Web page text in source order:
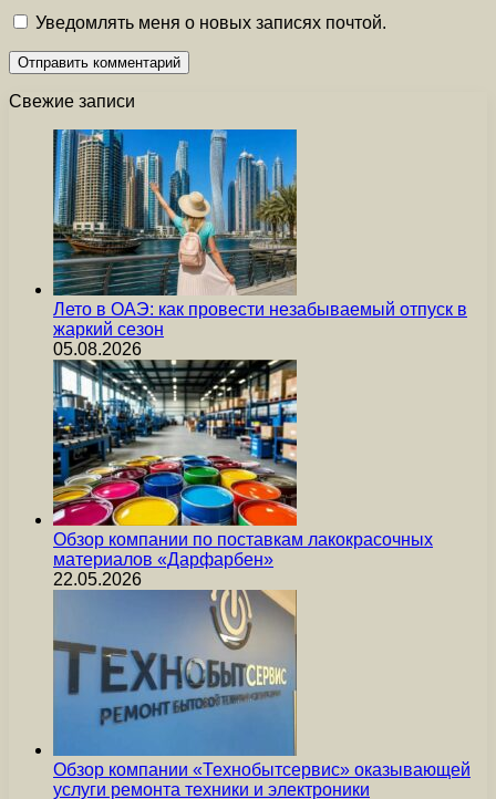
Уведомлять меня о новых записях почтой.
Свежие записи
Лето в ОАЭ: как провести незабываемый отпуск в
жаркий сезон
05.08.2026
Обзор компании по поставкам лакокрасочных
материалов «Дарфарбен»
22.05.2026
Обзор компании «Технобытсервис» оказывающей
услуги ремонта техники и электроники